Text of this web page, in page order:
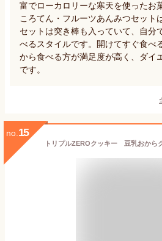
富でローカロリーな寒天を使ったお
ころてん・フルーツあんみつセット
セットは突き棒も入っていて、自分
べるスタイルです。開けてすぐ食べ
から食べる方が満足度が高く、ダイ
です。
no. 15